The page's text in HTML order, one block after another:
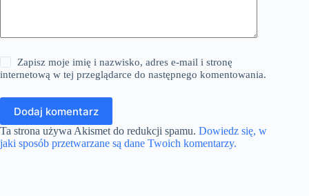
Zapisz moje imię i nazwisko, adres e-mail i stronę
internetową w tej przeglądarce do następnego komentowania.
Dodaj komentarz
Ta strona używa Akismet do redukcji spamu. Dowiedz się, w
jaki sposób przetwarzane są dane Twoich komentarzy.